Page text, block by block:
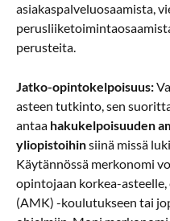
asiakaspalveluosaamista,
perusteita.
Jatko-opintokelpoisuus:
asteen tutkinto, sen
antaa hakukelpoisuuden
yliopistoihinsiinä missä
Käytännössä merkonomi
opintojaan korkea-
(AMK) -koulutukseen tai